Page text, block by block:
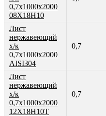
0,7х1000х2000
08Х18Н10
Лист
нержавеющий
х/к
0,7х1000х2000
AISI304
0,7
Лист
нержавеющий
х/к
0,7х1000х2000
12Х18Н10Т
0,7